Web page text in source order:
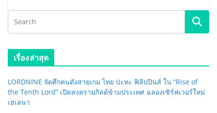
เรื่องล่าสุด
LORDNINE จัดศึกคนดังสายเกม ไทย ปะทะ ฟิลิปปินส์ ใน “Rise of
the Tenth Lord” เปิดสงครามกิลด์ข้ามประเทศ ฉลองเซิร์ฟเวอร์ใหม่
เฮเลนา